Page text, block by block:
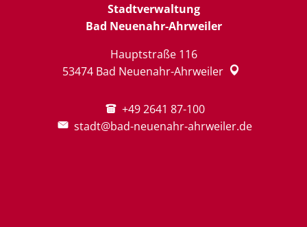
Stadtverwaltung
Bad Neuenahr-Ahrweiler
Hauptstraße 116
53474 Bad Neuenahr-Ahrweiler
+49 2641 87-100
stadt@bad-neuenahr-ahrweiler.de